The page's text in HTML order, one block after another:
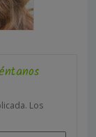
Los